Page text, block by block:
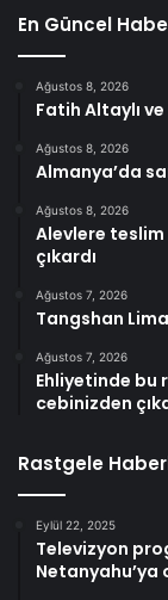
En Güncel
Ağustos 8, 2026
Fatih Altaylı
Ağustos 8, 2026
Almanya’da
Ağustos 8, 2026
Alevlere teslim
çıkardı
Ağustos 7, 2026
Tangshan
Ağustos 7, 2026
Ehliyetinde bu
cebinizden
Rastgele
Eylül 22, 2025
Televizyon